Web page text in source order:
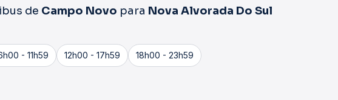
de Campo Novo para Nova Alvorada Do Sul
- 11h59 12h00 - 17h59 18h00 - 23h59